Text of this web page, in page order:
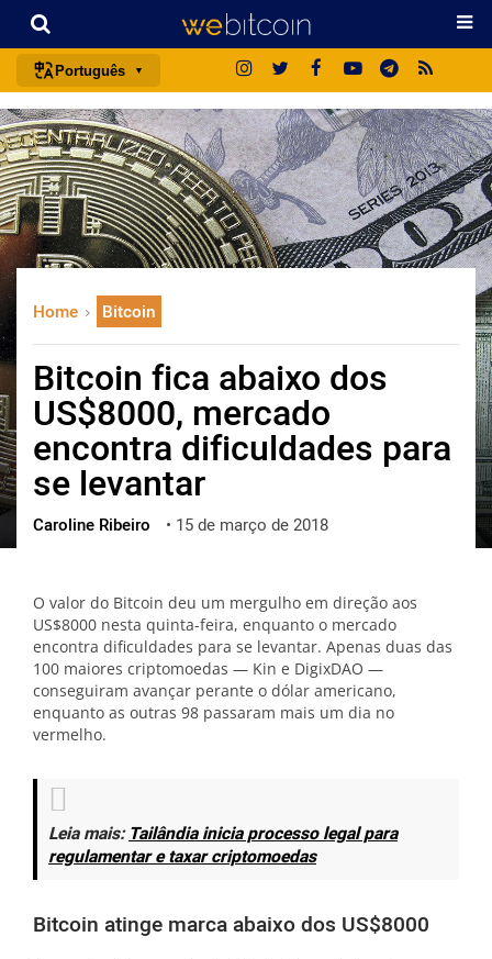
Português
português (BR)
english
español
français
italiano
日本語
русский
한국어
العربية
ไทย
ქართული
Home Bitcoin
Bitcoin fica abaixo dos
US$8000, mercado
encontra dificuldades para
se levantar
Caroline Ribeiro • 15 de março de 2018
O valor do Bitcoin deu um mergulho em direção aos
US$8000 nesta quinta-feira, enquanto o mercado
encontra dificuldades para se levantar. Apenas duas das
100 maiores criptomoedas — Kin e DigixDAO —
conseguiram avançar perante o dólar americano,
enquanto as outras 98 passaram mais um dia no
vermelho.
Leia mais:Tailândia inicia processo legal para
regulamentar e taxar criptomoedas
Bitcoin atinge marca abaixo dos US$8000